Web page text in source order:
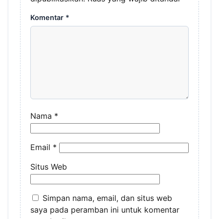
Komentar *
Nama *
Email *
Situs Web
Simpan nama, email, dan situs web
saya pada peramban ini untuk komentar